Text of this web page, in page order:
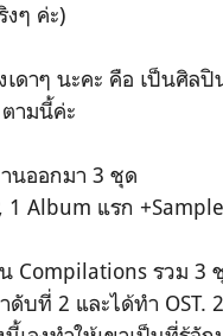
งๆ ค่ะ)
ดาๆ นะคะ คือ เป็นศิล
ามนี้ค่ะ
นออกมา 3 ชุด
1 Album แรก
Compilations รวม 3 ชุ
ดับที่ 2 และได้ทำ OST.